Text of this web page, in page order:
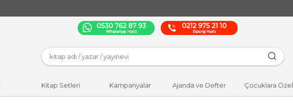
Kitap Setleri Kampanyalar Ajanda ve Defter Çocuklara Özel